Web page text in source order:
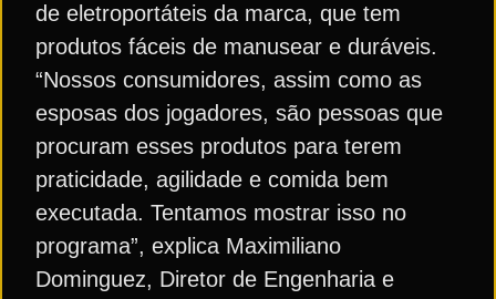
de eletroportáteis da marca, que tem
produtos fáceis de manusear e duráveis.
“Nossos consumidores, assim como as
esposas dos jogadores, são pessoas que
procuram esses produtos para terem
praticidade, agilidade e comida bem
executada. Tentamos mostrar isso no
programa”, explica Maximiliano
Dominguez, Diretor de Engenharia e